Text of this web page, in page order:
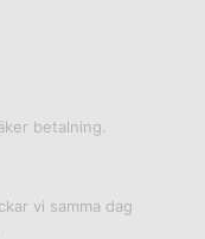
betalning.
vi samma dag